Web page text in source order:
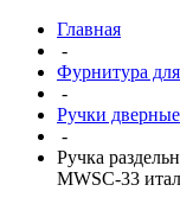
Главная
-
Фурнитура
-
Ручки дверные
-
Ручка
MWSC-33